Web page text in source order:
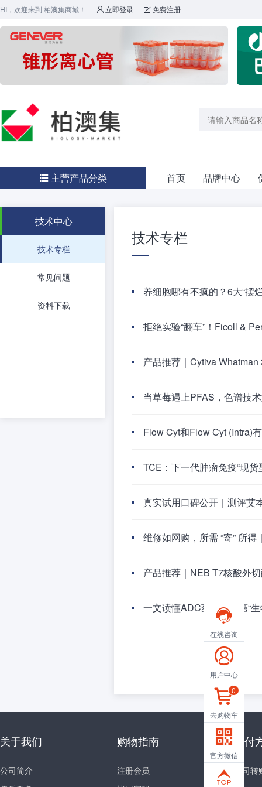
HI，欢迎来到 柏澳集商城！  立即登录  免费注册
首页 品牌中心
 主营产品分类
技术中心
技术专栏
常见问题
资料下载
技术专栏
养细胞哪有不疯的？6大“摆
拒绝实验“翻车”！Ficoll &
产品推荐｜Cytiva
当草莓遇上PFAS，色谱技
Flow Cyt和Flow Cyt (Intra)
TCE：下一代肿瘤免疫“现货
真实试用口碑公开｜测评艾
维修如网购，所需 “寄” 所
产品推荐｜NEB T7核酸外
一文读懂ADC药物：抗癌“

在线咨询

用户中心

去购物车
0

官方微信

关于我们
公司简介
购物指南
注册会员
支付
公司转